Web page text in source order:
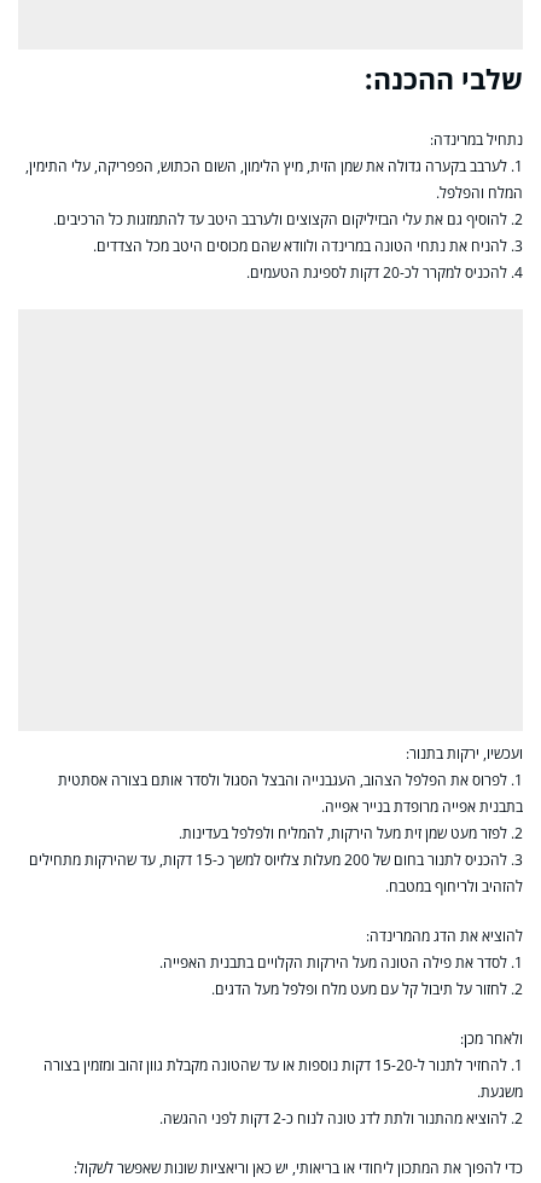
שלבי ההכנה:
נתחיל במרינדה:
1. לערבב בקערה גדולה את שמן הזית, מיץ הלימון, השום הכתוש, הפפריקה, עלי התימין,
המלח והפלפל.
2. להוסיף גם את עלי הבזיליקום הקצוצים ולערבב היטב עד להתמזגות כל הרכיבים.
3. להניח את נתחי הטונה במרינדה ולוודא שהם מכוסים היטב מכל הצדדים.
4. להכניס למקרר לכ-20 דקות לספיגת הטעמים.
ועכשיו, ירקות בתנור:
1. לפרוס את הפלפל הצהוב, העגבנייה והבצל הסגול ולסדר אותם בצורה אסתטית
בתבנית אפייה מרופדת בנייר אפייה.
2. לפזר מעט שמן זית מעל הירקות, להמליח ולפלפל בעדינות.
3. להכניס לתנור בחום של 200 מעלות צלזיוס למשך כ-15 דקות, עד שהירקות מתחילים
להזהיב ולריחוף במטבח.
להוציא את הדג מהמרינדה:
1. לסדר את פילה הטונה מעל הירקות הקלויים בתבנית האפייה.
2. לחזור על תיבול קל עם מעט מלח ופלפל מעל הדגים.
ולאחר מכן:
1. להחזיר לתנור ל-15-20 דקות נוספות או עד שהטונה מקבלת גוון זהוב ומזמין בצורה
משגעת.
2. להוציא מהתנור ולתת לדג טונה לנוח כ-2 דקות לפני ההגשה.
כדי להפוך את המתכון ליחודי או בריאותי, יש כאן וריאציות שונות שאפשר לשקול: